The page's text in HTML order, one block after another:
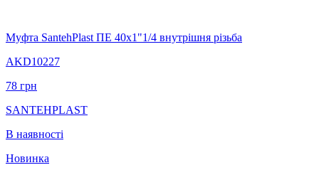
Муфта SantehPlast ПЕ 40x1"1/4 внутрішня різьба
AKD10227
78 грн
SANTEHPLAST
В наявності
Новинка